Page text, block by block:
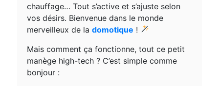
chauffage… Tout s’active et s’ajuste selon
vos désirs. Bienvenue dans le monde
merveilleux de la domotique !
Mais comment ça fonctionne, tout ce petit
manège high-tech ? C’est simple comme
bonjour :